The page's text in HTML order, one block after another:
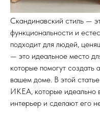
Скандинавский стиль —
функциональности и
подходит для людей,
— это идеальное место
которые помогут создать
вашем доме. В этой
ИКЕА, которые идеально
интерьер и сделают его